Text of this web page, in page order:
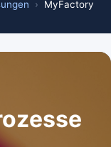
›
MyFactory